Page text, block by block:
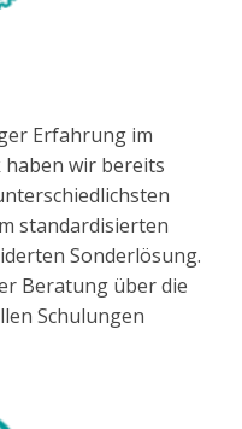
Erfahrung im
haben wir bereits
standardisierten
Sonderlösung.
Beratung über die
Schulungen